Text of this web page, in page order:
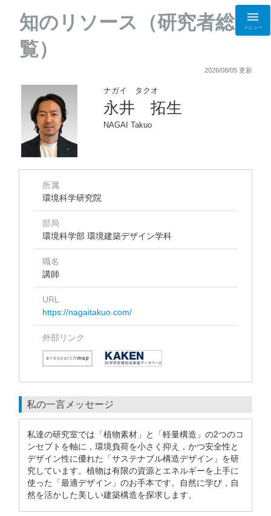
知のリソース（研究者総
覧）
メニュー
2026/08/05 更新
ナガイ タクオ
永井 拓生
NAGAI Takuo
所属
環境科学研究院
部局
環境科学部 環境建築デザイン学科
職名
講師
URL
https://nagaitakuo.com/
外部リンク
私の一言メッセージ
私達の研究室では「植物素材」と「軽量構造」の2つのコ
ンセプトを軸に，環境負荷を小さく抑え，かつ安全性と
デザイン性に優れた「サステナブル構造デザイン」を研
究しています。植物は有限の資源とエネルギーを上手に
使った「最適デザイン」のお手本です。自然に学び，自
然を活かした美しい建築構造を探求します。